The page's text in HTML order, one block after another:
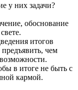
у них задачи?
обоснование
итогов
чем
в итоге не быть с
кармой.